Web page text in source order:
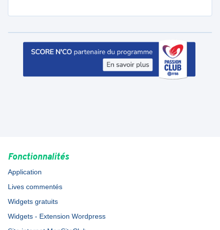
Fonctionnalités
Application
Lives commentés
Widgets gratuits
Widgets - Extension Wordpress